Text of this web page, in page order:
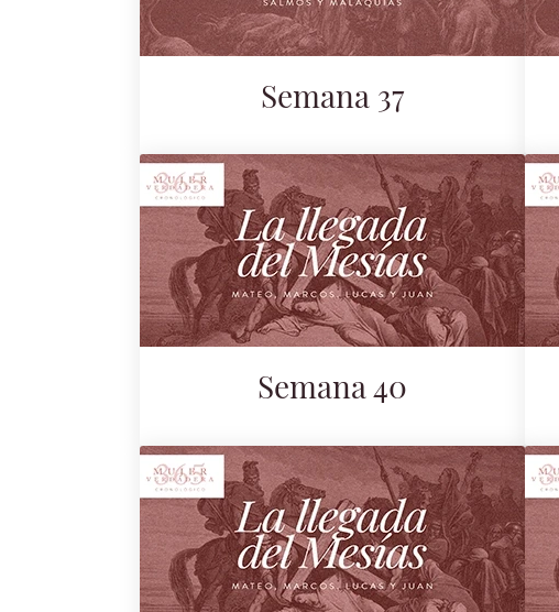
Semana 37
Semana 40